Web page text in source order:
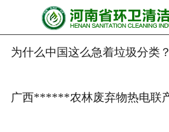
为什么中国这么急着垃圾分类？